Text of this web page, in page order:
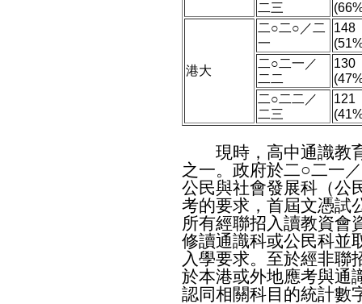
二三
港大
二○二○／二
一
148
二○二一／
二二
130
二○二二／
二三
121
現時，高中通識教育
之一。政府於二○二一
公民與社會發展科（公
考的要求，首屆文憑試
所有經聯招入讀教資會
修讀通識科或公民科並
入學要求。至於經非聯
於本港或外地應考與通
認同相關科目的統計數